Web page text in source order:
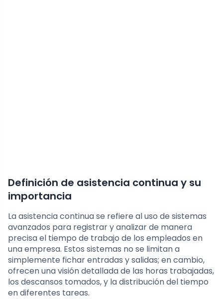
Definición de asistencia continua y su
importancia
La asistencia continua se refiere al uso de sistemas
avanzados para registrar y analizar de manera
precisa el tiempo de trabajo de los empleados en
una empresa. Estos sistemas no se limitan a
simplemente fichar entradas y salidas; en cambio,
ofrecen una visión detallada de las horas trabajadas,
los descansos tomados, y la distribución del tiempo
en diferentes tareas.